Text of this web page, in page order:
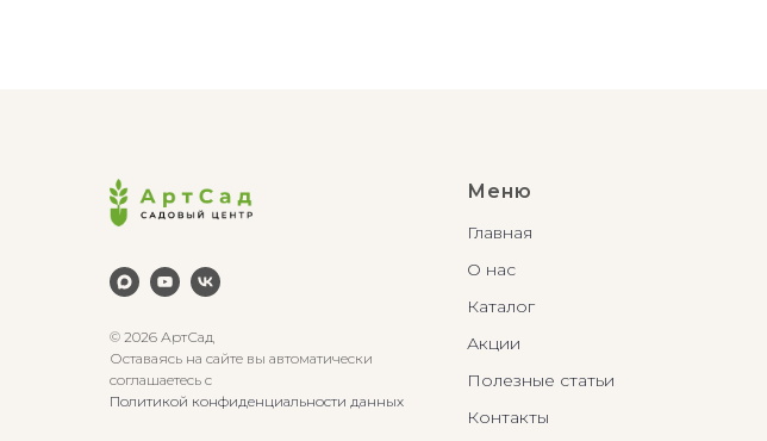
© 2026 АртСад
Оставаясь на сайте вы автоматически
соглашаетесь с
Политикой конфиденциальности данных
Меню
Главная
О нас
Каталог
Акции
Полезные статьи
Контакты